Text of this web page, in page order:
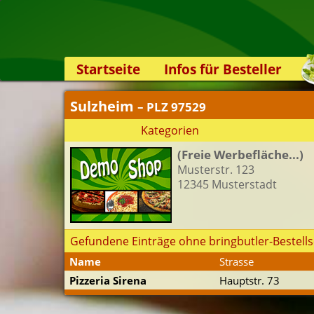
Startseite
Infos für Besteller
Lieferservice-App
Weiterempfehlen
Newsletter
Sicherheit
Kontakt
Sulzheim – PLZ 97529
Kategorien
(Freie Werbefläche...)
Musterstr. 123
12345 Musterstadt
Gefundene Einträge ohne bringbutler-
Name Strasse
Pizzeria Sirena
Hauptstr. 73